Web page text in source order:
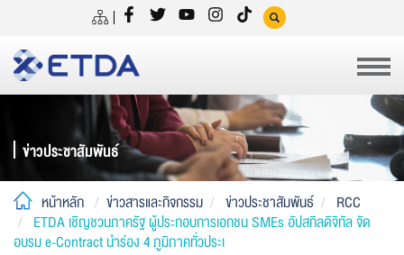
ข่าวประชาสัมพันธ์
หน้าหลัก ข่าวสารและกิจกรรม ข่าวประชาสัมพันธ์
RCC
ETDA เชิญชวนภาครัฐ ผู้ประกอบการเอกชน SMEs อัปสกิลดิจิทัล จัด
อบรม e-Contract นำร่อง 4 ภูมิภาคทั่วประเ